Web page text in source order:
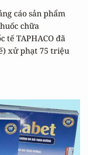
cáo sản phẩm
chữa
tế TAPHACO đã
xử phạt 75 triệu